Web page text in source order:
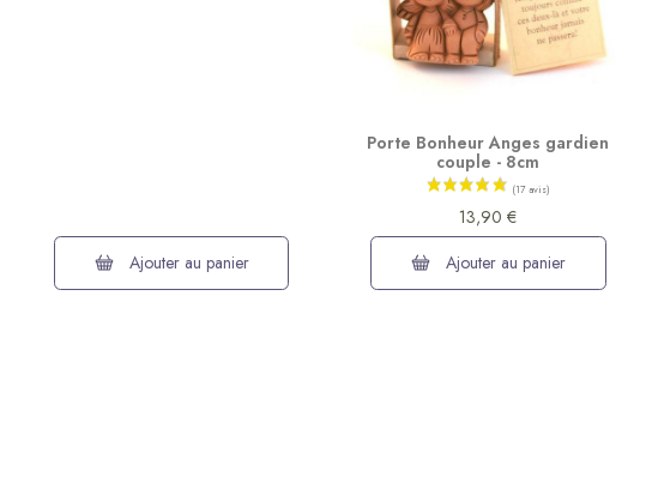
Ajouter au panier
Porte Bonheur Anges gardien
couple - 8cm
13,90 €
Ajouter au panier